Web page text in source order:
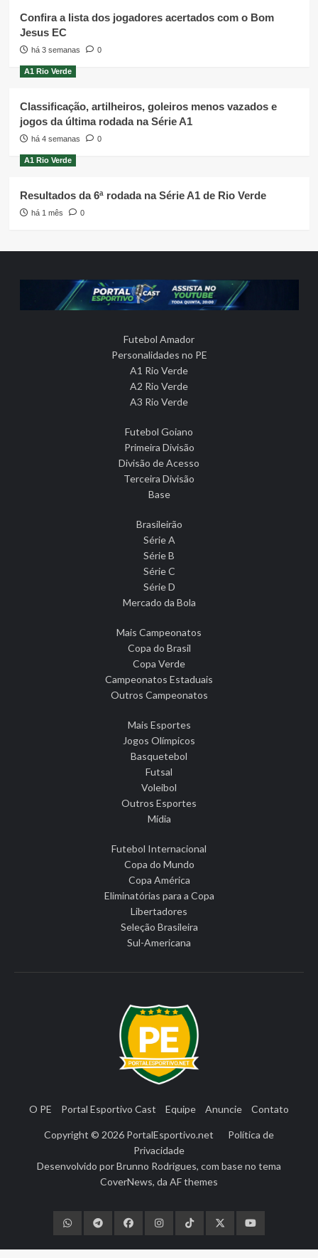
Confira a lista dos jogadores acertados com o Bom
Jesus EC
há 3 semanas 0
A1 Rio Verde
Classificação, artilheiros, goleiros menos vazados e
jogos da última rodada na Série A1
há 4 semanas 0
A1 Rio Verde
Resultados da 6ª rodada na Série A1 de Rio Verde
há 1 mês 0
Futebol Amador
Personalidades no PE
A1 Rio Verde
A2 Rio Verde
A3 Rio Verde
Futebol Goiano
Primeira Divisão
Divisão de Acesso
Terceira Divisão
Base
Brasileirão
Série A
Série B
Série C
Série D
Mercado da Bola
Mais Campeonatos
Copa do Brasil
Copa Verde
Campeonatos Estaduais
Outros Campeonatos
Mais Esportes
Jogos Olímpicos
Basquetebol
Futsal
Voleibol
Outros Esportes
Mídia
Futebol Internacional
Copa do Mundo
Copa América
Eliminatórias para a Copa
Libertadores
Seleção Brasileira
Sul-Americana
O PE Portal Esportivo Cast Equipe Anuncie Contato
Copyright © 2026 PortalEsportivo.net
Política de
Privacidade
Desenvolvido porBrunno Rodrigues, com base no tema
CoverNews, da AF themes